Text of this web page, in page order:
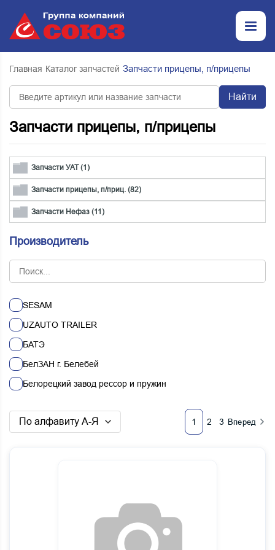
Главная Каталог запчастей Запчасти прицепы, п/прицепы
Найти
Запчасти прицепы, п/прицепы
Запчасти УАТ (1)
Запчасти прицепы, п/приц. (82)
Запчасти Нефаз (11)
Производитель
SESAM
UZAUTO TRAILER
БАТЭ
БелЗАН г. Белебей
Белорецкий завод рессор и пружин
Донметалл-2000
По алфавиту А-Я 1 2 3 Вперед